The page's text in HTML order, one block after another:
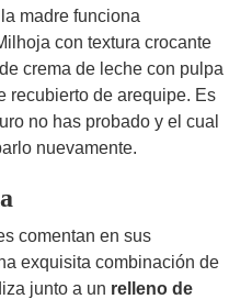
madre funciona
con textura crocante
crema de leche con pulpa
recubierto de arequipe. Es
no has probado y el cual
nuevamente.
comentan en sus
exquisita combinación de
junto a un relleno de